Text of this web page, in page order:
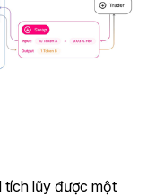
tích lũy được một